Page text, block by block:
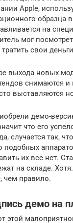
Apple,
образца
на
мог
свои
выхода новых
снимаются и
выставляются
демо-
что его
случается так,
подобных
их все нет.
на складе.
чем правило.
демо на
этой